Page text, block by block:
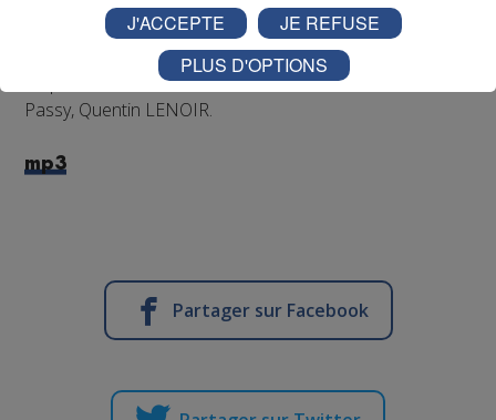
le thème : Le Monde Médiéval et on en parle avec le
responsable événementiel à l'office de tourisme de
Passy, Quentin LENOIR.
mp3
Partager sur Facebook
J'ACCEPTE
JE REFUSE
PLUS D'OPTIONS